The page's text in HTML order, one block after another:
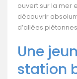
ouvert sur la mer
découvrir
d’allées
Une
station